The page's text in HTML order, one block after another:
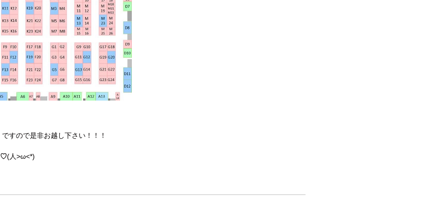
ですので是非お越し下さい！！！
♡(人>ω<*)